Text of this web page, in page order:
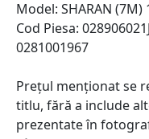
Model: SHARAN (7M)
Cod Piesa:
0281001967
Prețul menționat se
titlu, fără a include
prezentate în